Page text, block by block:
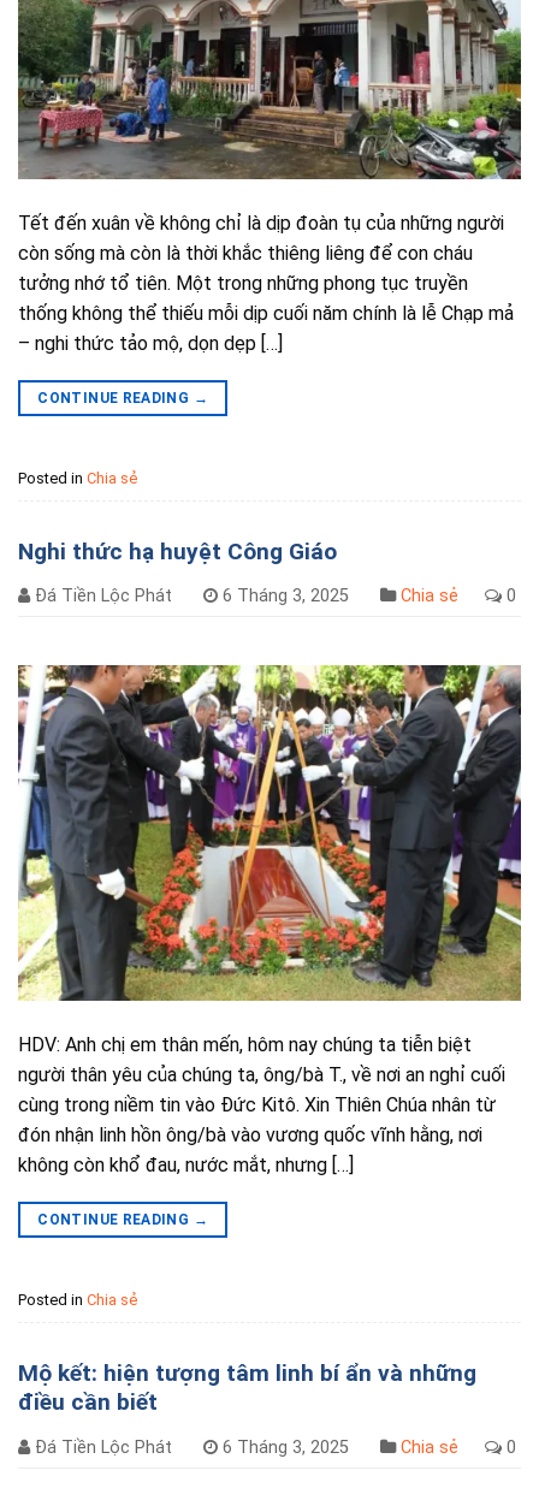
Tết đến xuân về không chỉ là dịp đoàn tụ của những người
còn sống mà còn là thời khắc thiêng liêng để con cháu
tưởng nhớ tổ tiên. Một trong những phong tục truyền
thống không thể thiếu mỗi dịp cuối năm chính là lễ Chạp mả
– nghi thức tảo mộ, dọn dẹp […]
CONTINUE READING →
Posted in Chia sẻ
Nghi thức hạ huyệt Công Giáo
Đá Tiền Lộc Phát 6 Tháng 3, 2025 Chia sẻ 0
HDV: Anh chị em thân mến, hôm nay chúng ta tiễn biệt
người thân yêu của chúng ta, ông/bà T., về nơi an nghỉ cuối
cùng trong niềm tin vào Đức Kitô. Xin Thiên Chúa nhân từ
đón nhận linh hồn ông/bà vào vương quốc vĩnh hằng, nơi
không còn khổ đau, nước mắt, nhưng […]
CONTINUE READING →
Posted in Chia sẻ
Mộ kết: hiện tượng tâm linh bí ẩn và những
điều cần biết
Đá Tiền Lộc Phát 6 Tháng 3, 2025 Chia sẻ 0